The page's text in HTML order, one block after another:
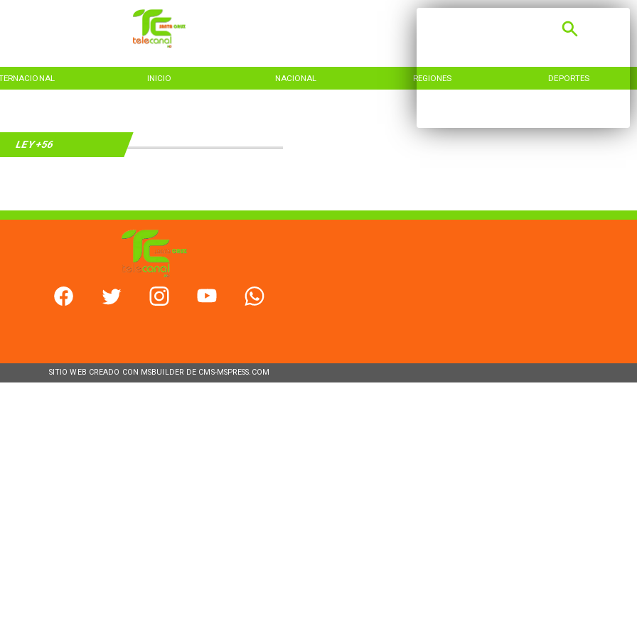
INICIO NACIONAL REGIONES DEPORTES
LEY +56
SITIO WEB CREADO CON MSBUILDER DE CMS-MSPRESS.COM